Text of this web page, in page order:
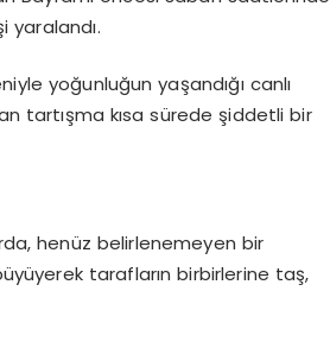
yaralandı.
yoğunluğun yaşandığı canlı
tartışma kısa sürede şiddetli bir
henüz belirlenemeyen bir
tarafların birbirlerine taş,